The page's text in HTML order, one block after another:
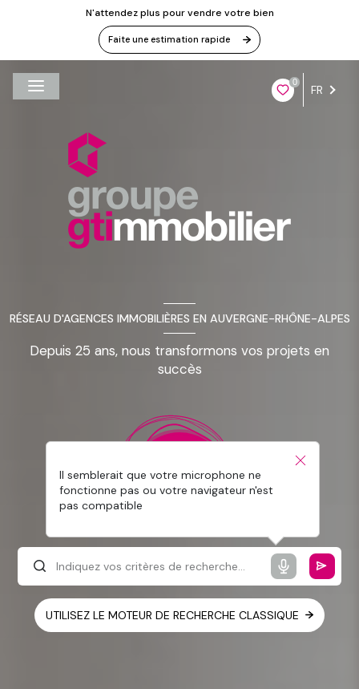
N'attendez plus pour vendre votre bien
Faite une estimation rapide
0
FR
RÉSEAU D'AGENCES IMMOBILIÈRES EN AUVERGNE-RHÔNE-ALPES
Depuis 25 ans, nous transformons vos projets en
succès
Il semblerait que votre microphone ne
fonctionne pas ou votre navigateur n'est
pas compatible
UTILISEZ LE MOTEUR DE RECHERCHE CLASSIQUE